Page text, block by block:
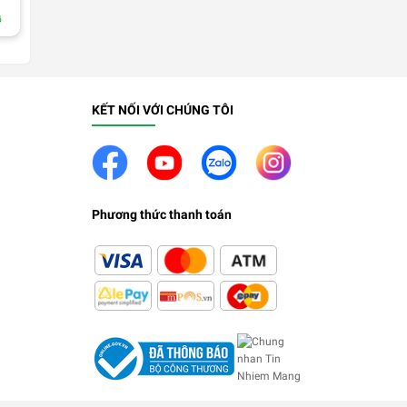
KẾT NỐI VỚI CHÚNG TÔI
Phương thức thanh toán